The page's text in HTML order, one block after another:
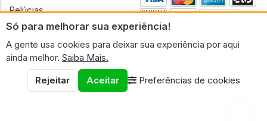
Só para melhorar sua experiência!
A gente usa cookies para deixar sua experiência por aqui
ainda melhor. Saiba Mais.
Rejeitar
Aceitar Preferências de cookies
Pelúcias
Bonecas
CNPJ n.º 30.220.458/0001-17 - GERAL GEEK PORTAL ELETRONICO